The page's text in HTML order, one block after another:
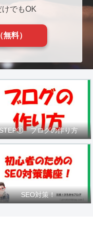
けでもOK
料）
ブログの作り方
SEO対策！